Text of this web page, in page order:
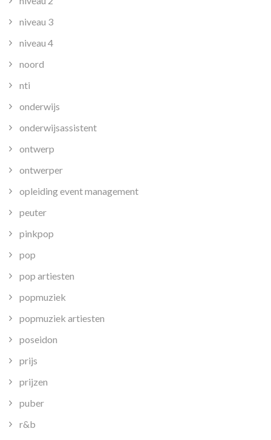
niveau 3
niveau 4
noord
nti
onderwijs
onderwijsassistent
ontwerp
ontwerper
opleiding event management
peuter
pinkpop
pop
pop artiesten
popmuziek
popmuziek artiesten
poseidon
prijs
prijzen
puber
r&b